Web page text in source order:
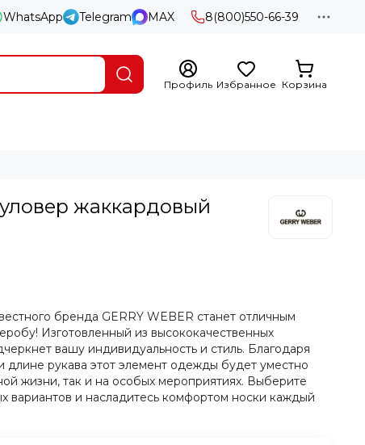
WhatsApp Telegram MAX 8(800)550-66-39
Профиль Избранное Корзина
жаккардовый
бренда GERRY WEBER станет отличным
Изготовленный из высококачественных
вашу индивидуальность и стиль. Благодаря
длине рукава этот элемент одежды будет уместно
жизни, так и на особых мероприятиях. Выберите
вариантов и насладитесь комфортом носки каждый